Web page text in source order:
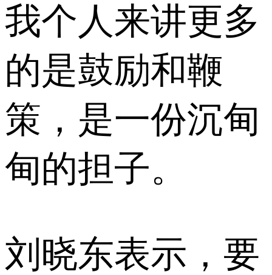
我个人来讲更多
的是鼓励和鞭
策，是一份沉甸
甸的担子。
刘晓东表示，要